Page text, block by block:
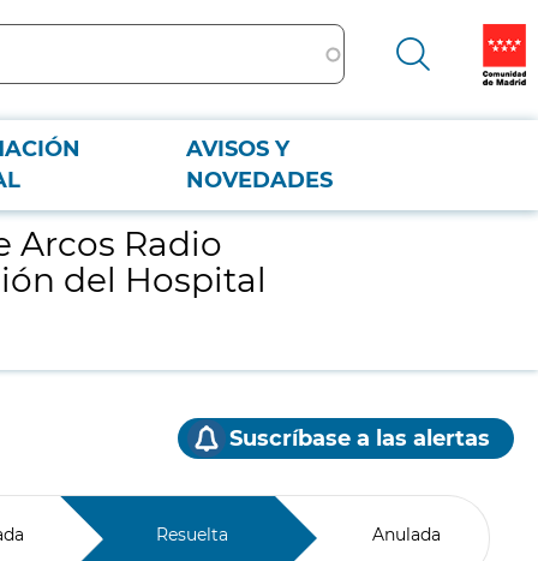
AVISOS Y
NOVEDADES
Universitario 12 de Octubre
Arcos Radio
del Hospital
Suscríbase a las alertas
Resuelta Anulada